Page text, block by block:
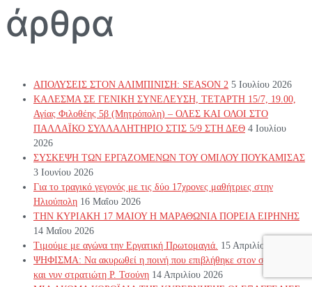
άρθρα
ΑΠΟΛΥΣΕΙΣ ΣΤΟΝ ΑΛΙΜΠΙΝΙΣΗ: SEASON 2 5 Ιουλίου 2026
ΚΑΛΕΣΜΑ ΣΕ ΓΕΝΙΚΗ ΣΥΝΕΛΕΥΣΗ, ΤΕΤΑΡΤΗ 15/7, 19.00,
Αγίας Φιλοθέης 5β (Μητρόπολη) – ΟΛΕΣ ΚΑΙ ΟΛΟΙ ΣΤΟ
ΠΑΛΛΑΪΚΟ ΣΥΛΛΑΛΗΤΗΡΙΟ ΣΤΙΣ 5/9 ΣΤΗ ΔΕΘ 4 Ιουλίου
2026
ΣΥΣΚΕΨΗ ΤΩΝ ΕΡΓΑΖΟΜΕΝΩΝ ΤΟΥ ΟΜΙΛΟΥ ΠΟΥΚΑΜΙΣΑΣ
3 Ιουνίου 2026
Για το τραγικό γεγονός με τις δύο 17χρονες μαθήτριες στην
Ηλιούπολη 16 Μαΐου 2026
ΤΗΝ ΚΥΡΙΑΚΗ 17 ΜΑΙΟΥ Η ΜΑΡΑΘΩΝΙΑ ΠΟΡΕΙΑ ΕΙΡΗΝΗΣ
14 Μαΐου 2026
Τιμούμε με αγώνα την Εργατική Πρωτομαγιά. 15 Απριλίου 2026
ΨΗΦΙΣΜΑ: Να ακυρωθεί η ποινή που επιβλήθηκε στον συνάδελφο
και νυν στρατιώτη Ρ. Τσούνη 14 Απριλίου 2026